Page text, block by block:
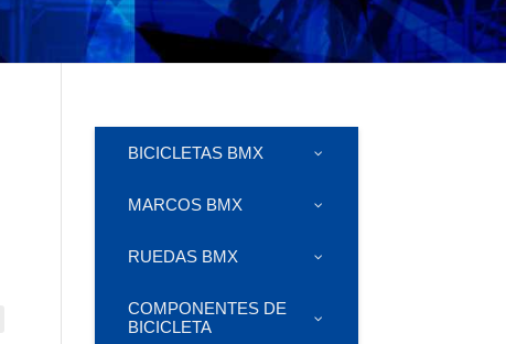
BICICLETAS BMX
MARCOS BMX
RUEDAS BMX
COMPONENTES DE
BICICLETA